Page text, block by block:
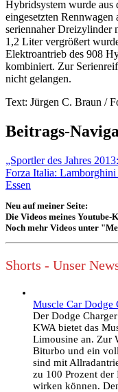
Hybridsystem wurde aus
eingesetzten
seriennaher Dreizylinder
1,2 Liter vergrößert
Elektroantrieb des 908
kombiniert. Zur
nicht gelangen.
Text: Jürgen C. Braun /
Beitrags-
„Sportler des Jahres
Forza Italia:
Essen
Neu auf meiner Seite:
Die Videos meines
Noch mehr Videos unter
Shorts - Unser
Muscle Car Dodge
Der Dodge
KWA bietet das
Limousine an. Zur
Biturbo und ein
sind mit
zu 100 Prozent
wirken können.